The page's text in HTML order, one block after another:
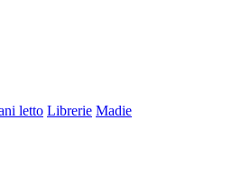
letto Librerie Madie